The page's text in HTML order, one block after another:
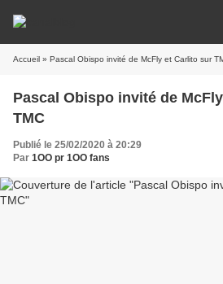
Accueil » Pascal Obispo invité de McFly et Carlito sur
Pascal Obispo invité de
TMC
Publié le 25/02/2020 à 20:29
Par 1OO pr 1OO fans